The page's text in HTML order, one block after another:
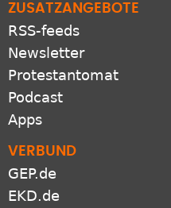
ZUSATZANGEBOTE
RSS-feeds
Newsletter
Protestantomat
Podcast
Apps
VERBUND
GEP.de
EKD.de